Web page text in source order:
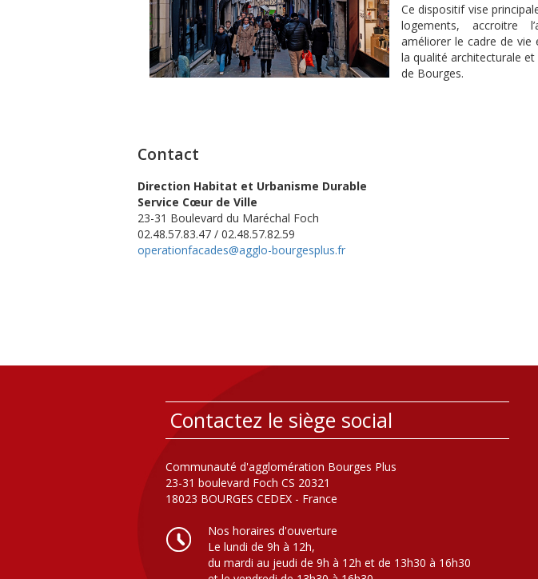
Ce dispositif vise
logements, accroitre
améliorer le cadre de
la qualité architecturale
de Bourges.
Contact
Direction Habitat et Urbanisme Durable
Service Cœur de Ville
23-31 Boulevard du Maréchal Foch
02.48.57.83.47 / 02.48.57.82.59
operationfacades@agglo-bourgesplus.fr
Contactez le siège social
Communauté d'agglomération Bourges Plus
23-31 boulevard Foch CS 20321
18023 BOURGES CEDEX - France
Nos horaires d'ouverture
Le lundi de 9h à 12h,
du mardi au jeudi de 9h à 12h et de 13h30 à 16h30